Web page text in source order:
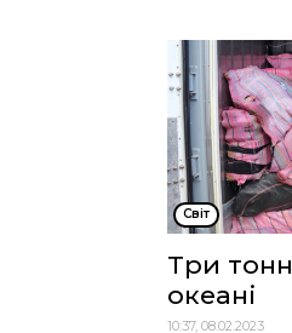
Cвіт
Три
океані
10:37, 08.02.2023